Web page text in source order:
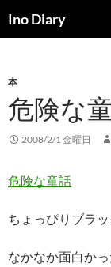
ン
ツ
へ
ス
キ
プ
Ino Diary
索
本
危険な
2008/2/1 金曜日
危険な童話
ちょっぴりブラ
なかなか面白かっ